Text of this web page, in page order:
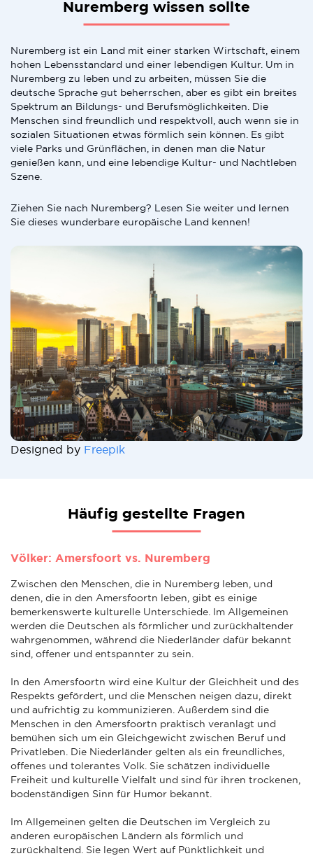
Nuremberg wissen sollte
Nuremberg ist ein Land mit einer starken Wirtschaft, einem
hohen Lebensstandard und einer lebendigen Kultur. Um in
Nuremberg zu leben und zu arbeiten, müssen Sie die
deutsche Sprache gut beherrschen, aber es gibt ein breites
Spektrum an Bildungs- und Berufsmöglichkeiten. Die
Menschen sind freundlich und respektvoll, auch wenn sie in
sozialen Situationen etwas förmlich sein können. Es gibt
viele Parks und Grünflächen, in denen man die Natur
genießen kann, und eine lebendige Kultur- und Nachtleben
Szene.
Ziehen Sie nach Nuremberg? Lesen Sie weiter und lernen
Sie dieses wunderbare europäische Land kennen!
Designed by Freepik
Häufig gestellte Fragen
Völker: Amersfoort vs. Nuremberg
Zwischen den Menschen, die in Nuremberg leben, und
denen, die in den Amersfoortn leben, gibt es einige
bemerkenswerte kulturelle Unterschiede. Im Allgemeinen
werden die Deutschen als förmlicher und zurückhaltender
wahrgenommen, während die Niederländer dafür bekannt
sind, offener und entspannter zu sein.
In den Amersfoortn wird eine Kultur der Gleichheit und des
Respekts gefördert, und die Menschen neigen dazu, direkt
und aufrichtig zu kommunizieren. Außerdem sind die
Menschen in den Amersfoortn praktisch veranlagt und
bemühen sich um ein Gleichgewicht zwischen Beruf und
Privatleben. Die Niederländer gelten als ein freundliches,
offenes und tolerantes Volk. Sie schätzen individuelle
Freiheit und kulturelle Vielfalt und sind für ihren trockenen,
bodenständigen Sinn für Humor bekannt.
Im Allgemeinen gelten die Deutschen im Vergleich zu
anderen europäischen Ländern als förmlich und
zurückhaltend. Sie legen Wert auf Pünktlichkeit und